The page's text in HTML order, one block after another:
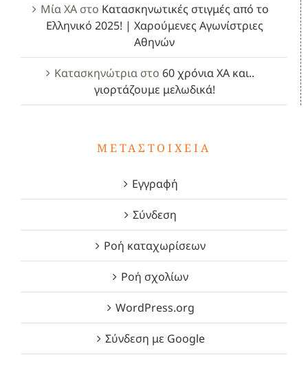
Μία ΧΑστο Κατασκηνωτικές στιγμές από το
Ελληνικό 2025! | Χαρούμενες Αγωνίστριες
Αθηνών
Κατασκηνώτρια στο 60 χρόνια ΧΑ και..
γιορτάζουμε μελωδικά!
ΜΕΤΑΣΤΟΙΧΕΊΑ
Εγγραφή
Σύνδεση
Ροή καταχωρίσεων
Ροή σχολίων
WordPress.org
Σύνδεση με Google